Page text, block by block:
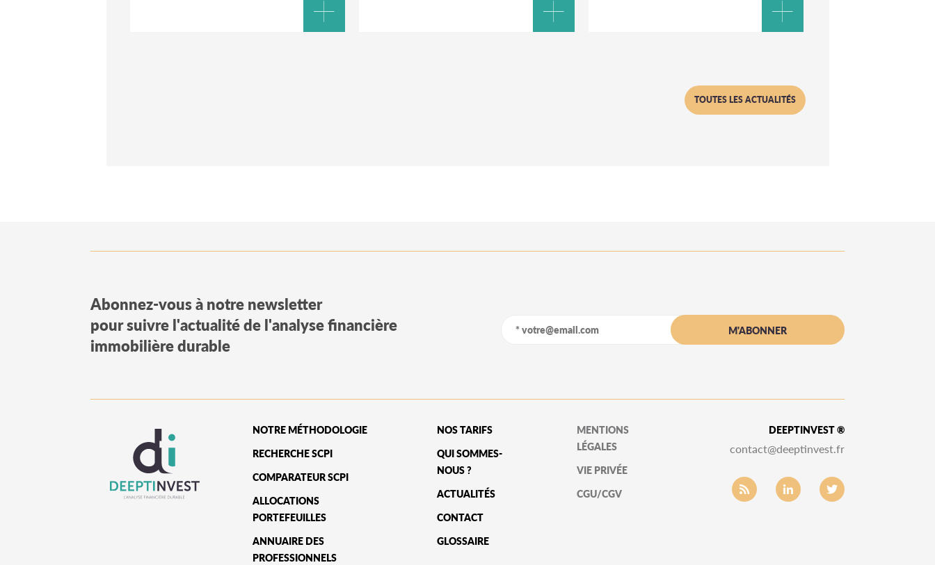
TOUTES LES ACTUALITÉS
Abonnez-vous à notre newsletter
pour suivre l'actualité de l'analyse financière
immobilière durable
NOTRE MÉTHODOLOGIE
RECHERCHE SCPI
COMPARATEUR SCPI
ALLOCATIONS
PORTEFEUILLES
ANNUAIRE DES
PROFESSIONNELS
NOS TARIFS
QUI SOMMES-
NOUS ?
ACTUALITÉS
CONTACT
GLOSSAIRE
MENTIONS
LÉGALES
VIE PRIVÉE
CGU/CGV
DEEPTINVEST ®
contact@deeptinvest.fr